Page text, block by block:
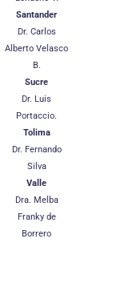
Santander
Dr. Carlos
Alberto Velasco
B.
Sucre
Dr. Luis
Portaccio.
Tolima
Dr. Fernando
Silva
Valle
Dra. Melba
Franky de
Borrero